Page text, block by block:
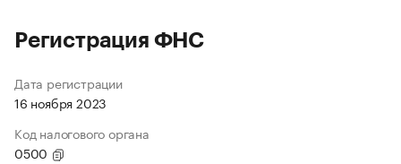
Регистрация ФНС
Дата регистрации
16 ноября 2023
Код налогового органа
0500